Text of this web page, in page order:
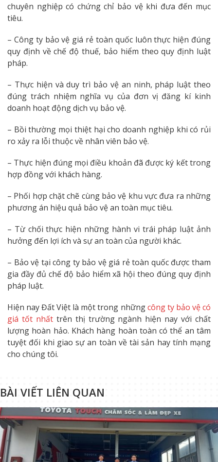
chuyên nghiệp có chứng chỉ bảo vệ khi đưa đến mục
tiêu.
– Công ty bảo vệ giá rẻ toàn quốc luôn thực hiện đúng
quy định về chế độ thuế, bảo hiểm theo quy định luật
pháp.
– Thực hiện và duy trì bảo vệ an ninh, pháp luật theo
đúng trách nhiệm nghĩa vụ của đơn vị đăng kí kinh
doanh hoạt động dịch vụ bảo vệ.
– Bồi thường mọi thiệt hại cho doanh nghiệp khi có rủi
ro xảy ra lỗi thuộc về nhân viên bảo vệ.
– Thực hiện đúng mọi điều khoản đã được ký kết trong
hợp đồng với khách hàng.
– Phối hợp chặt chẽ cùng bảo vệ khu vực đưa ra những
phương án hiệu quả bảo vệ an toàn mục tiêu.
– Từ chối thực hiện những hành vi trái pháp luật ảnh
hưởng đến lợi ích và sự an toàn của người khác.
– Bảo vệ tại công ty bảo vệ giá rẻ toàn quốc được tham
gia đầy đủ chế độ bảo hiểm xã hội theo đúng quy định
pháp luật.
Hiện nay Đất Việt là một trong nhữngcông ty bảo vệ có
giá tốt nhấttrên thị trường ngành hiện nay với chất
lượng hoàn hảo. Khách hàng hoàn toàn có thể an tâm
tuyệt đối khi giao sự an toàn về tài sản hay tính mạng
cho chúng tôi.
BÀI VIẾT LIÊN QUAN